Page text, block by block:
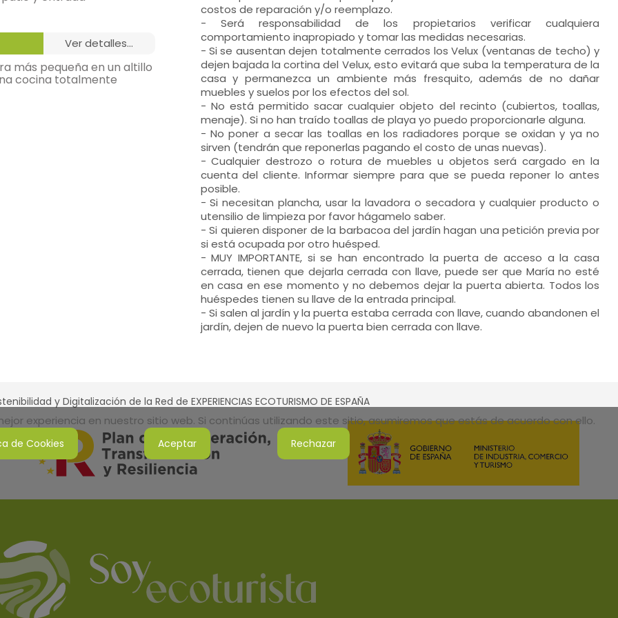
= 2, ver detalles...
más pequeña en un altillo
cocina totalmente
costos de reparación y/o reemplazo.
- Será responsabilidad de los propietarios verificar cualquiera
comportamiento inapropiado y tomar las medidas necesarias.
- Si se ausentan dejen totalmente cerrados los Velux (ventanas de techo) y
dejen bajada la cortina del Velux, esto evitará que suba la temperatura de la
casa y permanezca un ambiente más fresquito, además de no dañar
muebles y suelos por los efectos del sol.
- No está permitido sacar cualquier objeto del recinto (cubiertos, toallas,
menaje). Si no han traído toallas de playa yo puedo proporcionarle alguna.
- No poner a secar las toallas en los radiadores porque se oxidan y ya no
sirven (tendrán que reponerlas pagando el costo de unas nuevas).
- Cualquier destrozo o rotura de muebles u objetos será cargado en la
cuenta del cliente. Informar siempre para que se pueda reponer lo antes
posible.
- Si necesitan plancha, usar la lavadora o secadora y cualquier producto o
utensilio de limpieza por favor hágamelo saber.
- Si quieren disponer de la barbacoa del jardín hagan una petición previa por
si está ocupada por otro huésped.
- MUY IMPORTANTE, si se han encontrado la puerta de acceso a la casa
cerrada, tienen que dejarla cerrada con llave, puede ser que María no esté
en casa en ese momento y no debemos dejar la puerta abierta. Todos los
huéspedes tienen su llave de la entrada principal.
- Si salen al jardín y la puerta estaba cerrada con llave, cuando abandonen el
jardín, dejen de nuevo la puerta bien cerrada con llave.
y Digitalización de la Red de EXPERIENCIAS ECOTURISMO DE ESPAÑA
experiencia en nuestro sitio web. Si continúas utilizando este sitio, asumiremos que estás de acuerdo con ello.
de Cookies Aceptar Rechazar